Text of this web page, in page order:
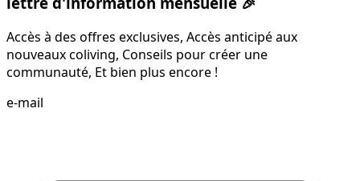
Accès à des offres exclusives, Accès anticipé aux
nouveaux coliving, Conseils pour créer une
communauté, Et bien plus encore !
e-mail